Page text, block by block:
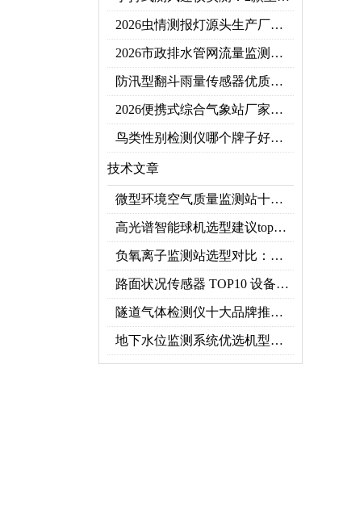
2026虫情测报灯源头生产厂家优选推荐：云境天合
2026市政排水管网流量监测系统top10推荐榜：高精度+多维度监测管网环境
防汛型翻斗雨量传感器优质厂家 TOP5 榜首
2026便携式综合气象站厂家排行！应急临时建站首选双品牌
鸟类性别检测仪哪个牌子好？2026禽类性别快速鉴别设备品牌推荐
技术文章
微型环境空气质量监测站十大品牌推荐榜单（2026网格化空气监测优选）
高光谱智能球机选型建议top推荐（附参数表）
负氧离子监测站选型对比：云境天合 TH-FZ5 与天蔚 TW-FZ4 推荐
路面状况传感器 TOP10 设备推荐榜单
隧道气体检测仪十大品牌推荐榜单（2026行业TOP10）
地下水位监测系统优选机型：TH-DSW2深井地下水智能在线监测解决方案